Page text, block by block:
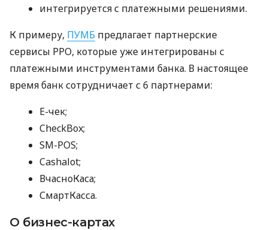
интегрируется с платежными решениями.
К примеру, ПУМБ предлагает партнерские
сервисы РРО, которые уже интегрированы с
платежными инструментами банка. В настоящее
время банк сотрудничает с 6 партнерами:
E-чек;
CheckBox;
SM-POS;
Cashalot;
ВчасноКаса;
СмартКасса.
О бизнес-картах